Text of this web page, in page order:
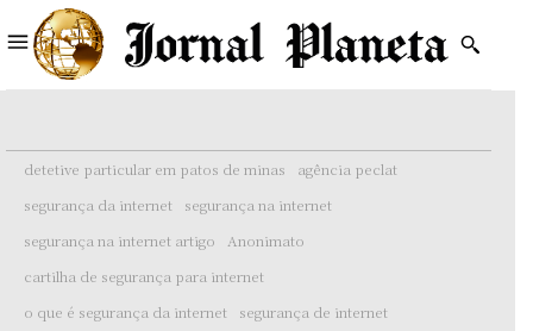
detetive particular em patos de minas
agência peclat
segurança da internet
segurança na internet
segurança na internet artigo
Anonimato
cartilha de segurança para internet
o que é segurança da internet
segurança de internet